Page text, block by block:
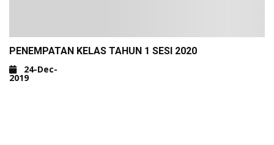
PENEMPATAN KELAS TAHUN 1 SESI 2020
24-Dec-
2019